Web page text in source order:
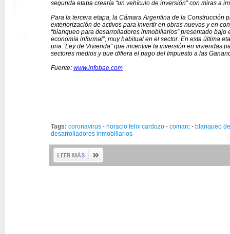
segunda etapa crearía “un vehículo de inversión” con miras a
Para la tercera etapa, la Cámara Argentina de la Construcción
exteriorización de activos para invertir en obras nuevas y en
“blanqueo para desarrolladores inmobiliarios” presentado bajo
economía informal”, muy habitual en el sector. En esta última
una “Ley de Vivienda” que incentive la inversión en viviendas
sectores medios y que difiera el pago del Impuesto a las
Fuente: www.infobae.com
Tags: coronavirus - horacio felix cardozo - comarc - blanqueo
desarrolladores inmobiliarios